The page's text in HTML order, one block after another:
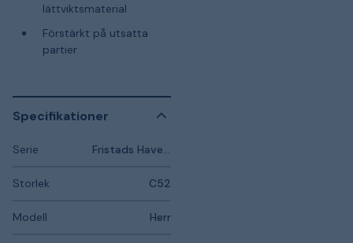
lättviktsmaterial
Förstärkt på utsatta
partier
Specifikationer
Serie Fristads Haverdal
Storlek C52
Modell Herr